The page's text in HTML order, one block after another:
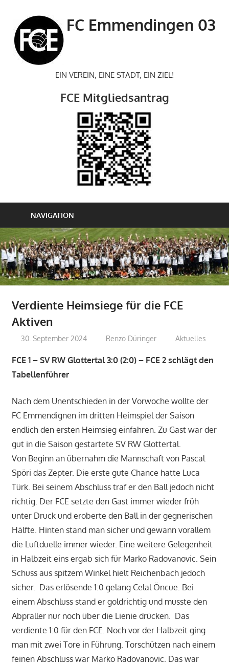
springen
FC Emmendingen 03
EIN VEREIN, EINE STADT, EIN ZIEL!
FCE Mitgliedsantrag
NAVIGATION
Verdiente Heimsiege für die FCE
Aktiven
30. September 2024 Renzo Düringer Aktuelles
FCE 1 – SV RW Glottertal 3:0 (2:0) – FCE 2 schlägt den
Tabellenführer
Nach dem Unentschieden in der Vorwoche wollte der
FC Emmendignen im dritten Heimspiel der Saison
endlich den ersten Heimsieg einfahren. Zu Gast war der
gut in die Saison gestartete SV RW Glottertal.
Von Beginn an übernahm die Mannschaft von Pascal
Spöri das Zepter. Die erste gute Chance hatte Luca
Türk. Bei seinem Abschluss traf er den Ball jedoch nicht
richtig. Der FCE setzte den Gast immer wieder früh
unter Druck und eroberte den Ball in der gegnerischen
Hälfte. Hinten stand man sicher und gewann vorallem
die Luftduelle immer wieder. Eine weitere Gelegenheit
in Halbzeit eins ergab sich für Marko Radovanovic. Sein
Schuss aus spitzem Winkel hielt Reichenbach jedoch
sicher. Das erlösende 1:0 gelang Celal Öncue. Bei
einem Abschluss stand er goldrichtig und musste den
Abpraller nur noch über die Lienie drücken. Das
verdiente 1:0 für den FCE. Noch vor der Halbzeit ging
man mit zwei Tore in Führung. Torschützen nach einem
feinen Abschluss war Marko Radovanovic. Das war